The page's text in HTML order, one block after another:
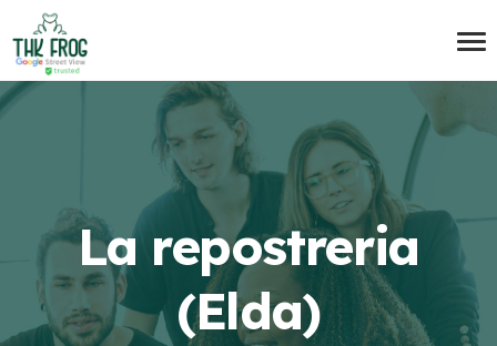
La repostreria
(Elda)